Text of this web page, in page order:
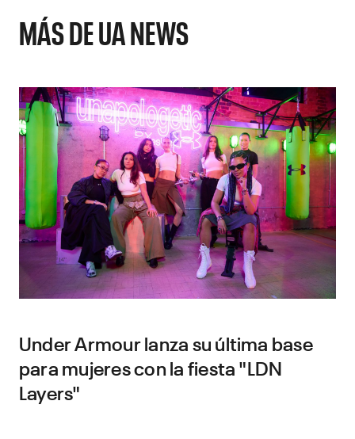
MÁS DE UA NEWS
Under Armour lanza su última base
para mujeres con la fiesta "LDN
Layers"